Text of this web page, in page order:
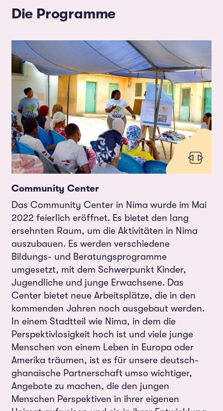
Die Programme
Community Center
Das Community Center in Nima wurde im Mai
2022 feierlich eröffnet. Es bietet den lang
ersehnten Raum, um die Aktivitäten in Nima
auszubauen. Es werden verschiedene
Bildungs- und Beratungsprogramme
umgesetzt, mit dem Schwerpunkt Kinder,
Jugendliche und junge Erwachsene. Das
Center bietet neue Arbeitsplätze, die in den
kommenden Jahren noch ausgebaut werden.
In einem Stadtteil wie Nima, in dem die
Perspektivlosigkeit hoch ist und viele junge
Menschen von einem Leben in Europa oder
Amerika träumen, ist es für unsere deutsch-
ghanaische Partnerschaft umso wichtiger,
Angebote zu machen, die den jungen
Menschen Perspektiven in ihrer eigenen